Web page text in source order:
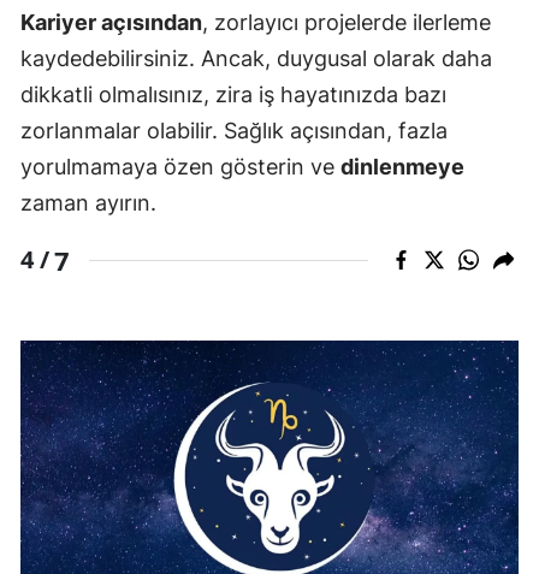
Kariyer açısından, zorlayıcı projelerde ilerleme
kaydedebilirsiniz. Ancak, duygusal olarak daha
dikkatli olmalısınız, zira iş hayatınızda bazı
zorlanmalar olabilir. Sağlık açısından, fazla
yorulmamaya özen gösterin ve dinlenmeye
zaman ayırın.
4 /7